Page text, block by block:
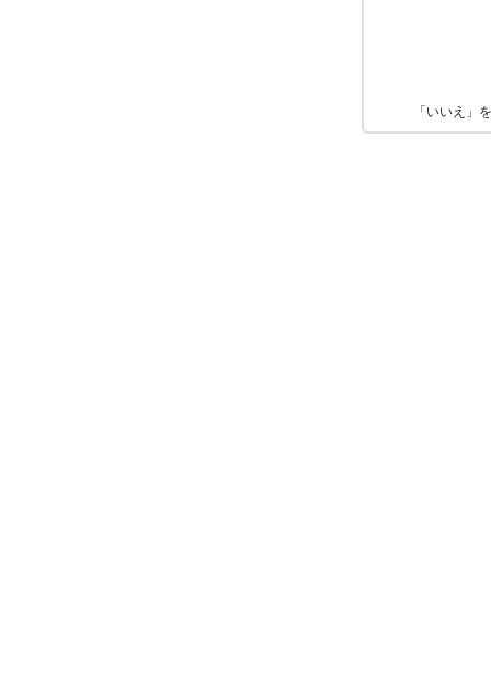
「いいえ」